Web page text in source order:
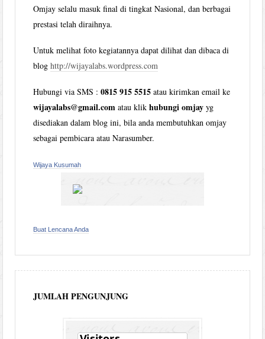
Omjay selalu masuk final di tingkat Nasional, dan berbagai
prestasi telah diraihnya.
Untuk melihat foto kegiatannya dapat dilihat dan dibaca di
bloghttp://wijayalabs.wordpress.com
Hubungi via SMS :0815 915 5515 atau kirimkan email ke
wijayalabs@gmail.com atau klikhubungi omjay yg
disediakan dalam blog ini, bila anda membutuhkan omjay
sebagai pembicara atau Narasumber.
Wijaya Kusumah
Buat Lencana Anda
JUMLAH PENGUNJUNG